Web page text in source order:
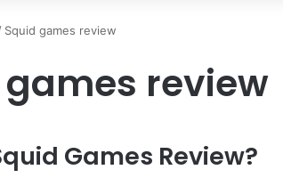
Squid games review
review
Games Review?